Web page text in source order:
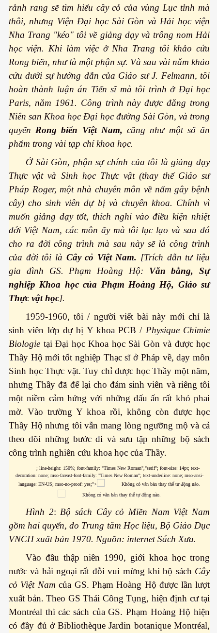
rảnh rang sẽ tìm hiểu cây cỏ của vùng Lục tỉnh mà
thôi, nhưng Viện Đại học Sài Gòn và Hải học viện
Nha Trang "kéo" tôi về giảng dạy và trông nom Hải
học viện. Khi làm việc ở Nha Trang tôi khảo cứu
Rong biển, như là một phận sự. Và sau vài năm khảo
cứu dưới sự hướng dẫn của Giáo sư J. Felmann, tôi
hoàn thành luận án Tiến sĩ mà tôi trình ở Đại học
Paris, năm 1961. Công trình này được đăng trong
Niên san Khoa học Đại học đường Sài Gòn, và trong
quyểnRong biển Việt Nam,cũng như một số ấn
phẩm trong vài tạp chí khoa học.
Ở Sài Gòn, phận sự chính của tôi là giảng dạy
Thực vật và Sinh học Thực vật (thay thế Giáo sư
Pháp Roger, một nhà chuyên môn về nấm gây bệnh
cây) cho sinh viên dự bị và chuyên khoa. Chính vì
muốn giảng dạy tốt, thích nghi vào điều kiện nhiệt
đới Việt Nam, các môn ấy mà tôi lục lạo và sau đó
cho ra đời công trình mà sau này sẽ là công trình
của đời tôi là Cây cỏ Việt Nam. [Trích dẫn tư liệu
gia đình GS. Phạm Hoàng Hộ: Văn bằng, Sự
nghiệp Khoa học của Phạm Hoàng Hộ, Giáo sư
Thực vật học].
1959-1960, tôi / người viết bài này mới chỉ là
sinh viên lớp dự bị Y khoa PCB / Physique Chimie
Biologie tại Đại học Khoa học Sài Gòn và được học
Thầy Hộ mới tốt nghiệp Thạc sĩ ở Pháp về, dạy môn
Sinh học Thực vật. Tuy chỉ được học Thầy một năm,
nhưng Thầy đã để lại cho đám sinh viên và riêng tôi
một niềm cảm hứng với những dấu ấn rất khó phai
mờ. Vào trường Y khoa rồi, không còn được học
Thầy Hộ nhưng tôi vẫn mang lòng ngưỡng mộ và cả
theo dõi những bước đi và sưu tập những bộ sách
công trình nghiên cứu khoa học của Thầy.
; line-height: 150%; font-family: "Times New Roman","serif"; font-size: 14pt; text-
decoration: none; mso-fareast-font-family: "Times New Roman"; text-underline: none; mso-ansi-
language: EN-US; mso-no-proof: yes;">
Hình 2:Bộ sách Cây cỏ Miền Nam Việt Nam
gồm hai quyển, do Trung tâm Học liệu, Bộ Giáo Dục
VNCH xuất bản 1970. Nguồn: internet Sách Xưa.
Vào đầu thập niên 1990, giới khoa học trong
nước và hải ngoại rất đỗi vui mừng khi bộ sách Cây
cỏ Việt Nam của GS. Phạm Hoàng Hộ được lần lượt
xuất bản. Theo GS Thái Công Tụng, hiện định cư tại
Montréal thì các sách của GS. Phạm Hoàng Hộ hiện
có đầy đủ ở Bibliothèque Jardin botanique Montréal,
Văn Đạt
Mers-CoV
sức khỏe
- Phần 1
Pháp